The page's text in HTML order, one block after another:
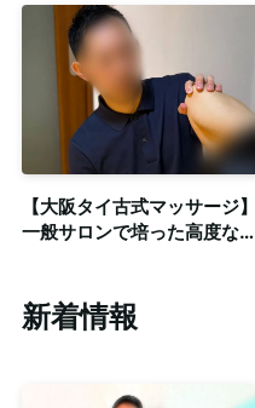
【大阪タイ古式マッサージ】
一般サロンで培った高度なテ
新着情報